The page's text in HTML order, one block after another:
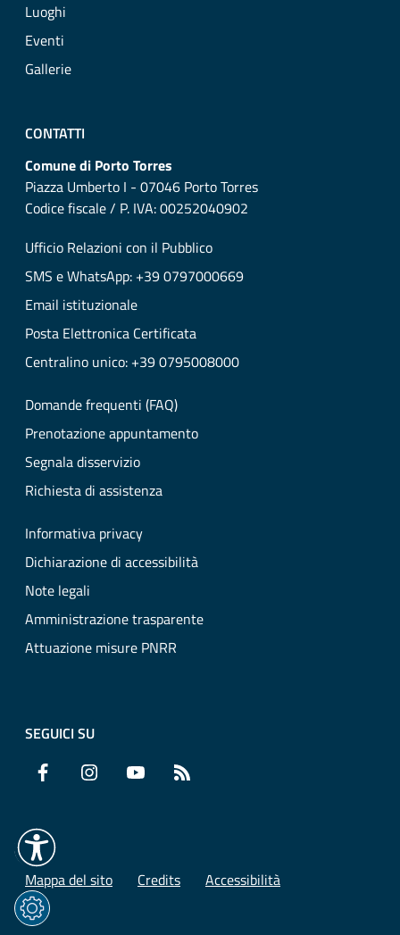
Luoghi
Eventi
Gallerie
CONTATTI
Comune di Porto Torres
Piazza Umberto I - 07046 Porto Torres
Codice fiscale / P. IVA: 00252040902
Ufficio Relazioni con il Pubblico
SMS e WhatsApp: +39 0797000669
Email istituzionale
Posta Elettronica Certificata
Centralino unico: +39 0795008000
Domande frequenti (FAQ)
Prenotazione appuntamento
Segnala disservizio
Richiesta di assistenza
Informativa privacy
Dichiarazione di accessibilità
Note legali
Amministrazione trasparente
Attuazione misure PNRR
SEGUICI SU
Facebook Instagram YouTube
Mappa del sito Credits Accessibilità